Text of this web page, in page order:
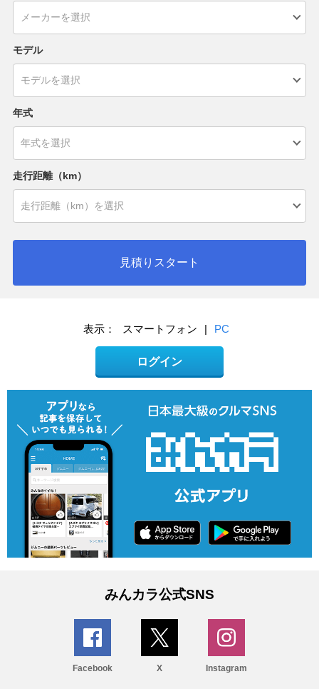
モデル
年式
走行距離（km）
見積りスタート
表示： スマートフォン | PC
ログイン
みんカラ公式SNS
Facebook X Instagram